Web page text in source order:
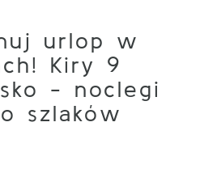
urlop w
Kiry 9
- noclegi
szlaków